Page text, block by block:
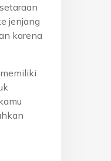
jenjang
karena